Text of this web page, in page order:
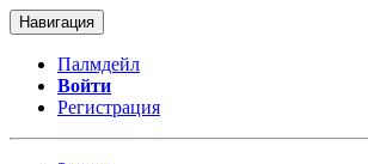
Навигация
Палмдейл
Войти
Регистрация